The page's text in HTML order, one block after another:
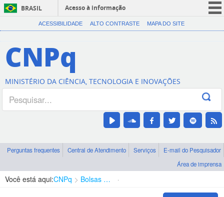
BRASIL
Acesso à informação
CORONAVÍRUS (COVID-19)
Canais
ACESSIBILIDADE ALTO CONTRASTE MAPA DO SITE
CNPq
MINISTÉRIO DA CIÊNCIA, TECNOLOGIA E INOVAÇÕES
Perguntas frequentes Central de Atendimento Serviços
E-mail do Pesquisador
Área de imprensa
Você está aqui:CNPq Bolsas e Auxílios Vigentes